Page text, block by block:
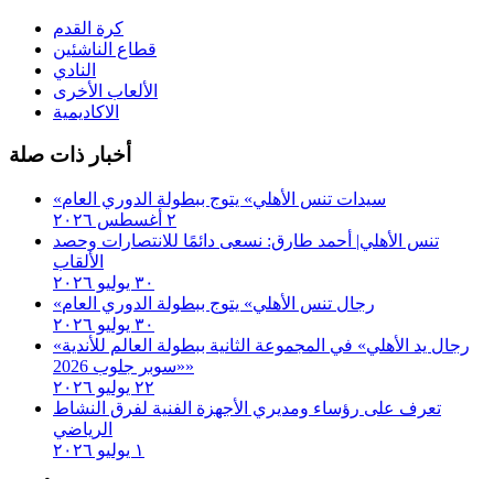
كرة القدم
قطاع الناشئين
النادي
الألعاب الأخرى
الاكاديمية
أخبار ذات صلة
«سيدات تنس الأهلي» يتوج ببطولة الدوري العام
٢ أغسطس ٢٠٢٦
تنس الأهلي| أحمد طارق: نسعى دائمًا للانتصارات وحصد
الألقاب
٣٠ يوليو ٢٠٢٦
«رجال تنس الأهلي» يتوج ببطولة الدوري العام
٣٠ يوليو ٢٠٢٦
«رجال يد الأهلي» في المجموعة الثانية ببطولة العالم للأندية
«سوبر جلوب 2026»
٢٢ يوليو ٢٠٢٦
تعرف على رؤساء ومديري الأجهزة الفنية لفرق النشاط
الرياضي
١ يوليو ٢٠٢٦